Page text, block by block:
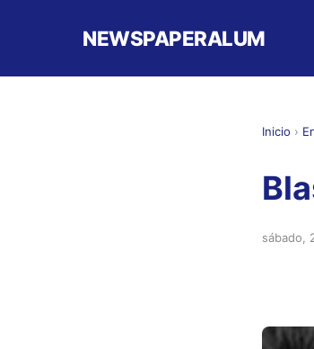
NEWSPAPERALUM
Inicio ›
sábado,